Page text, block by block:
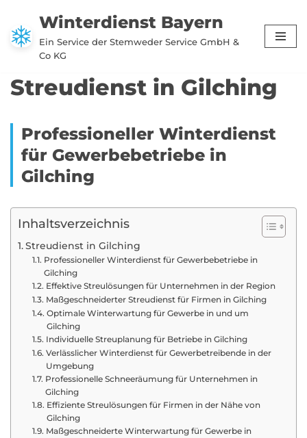
Zum
Inhalt
Winterdienst Bayern
Ein Service der Stemweder Service GmbH &
Co KG
Streudienst in Gilching
Professioneller Winterdienst
für Gewerbebetriebe in
Gilching
Inhaltsverzeichnis
Streudienst in Gilching
Professioneller Winterdienst für Gewerbebetriebe in
Gilching
Effektive Streulösungen für Unternehmen in der Region
Maßgeschneiderter Streudienst für Firmen in Gilching
Optimale Winterwartung für Gewerbe in und um
Gilching
Individuelle Streuplanung für Betriebe in Gilching
Verlässlicher Winterdienst für Gewerbetreibende in der
Umgebung
Professionelle Schneeräumung für Unternehmen in
Gilching
Effiziente Streulösungen für Firmen in der Nähe von
Gilching
Maßgeschneiderte Winterwartung für Gewerbe in